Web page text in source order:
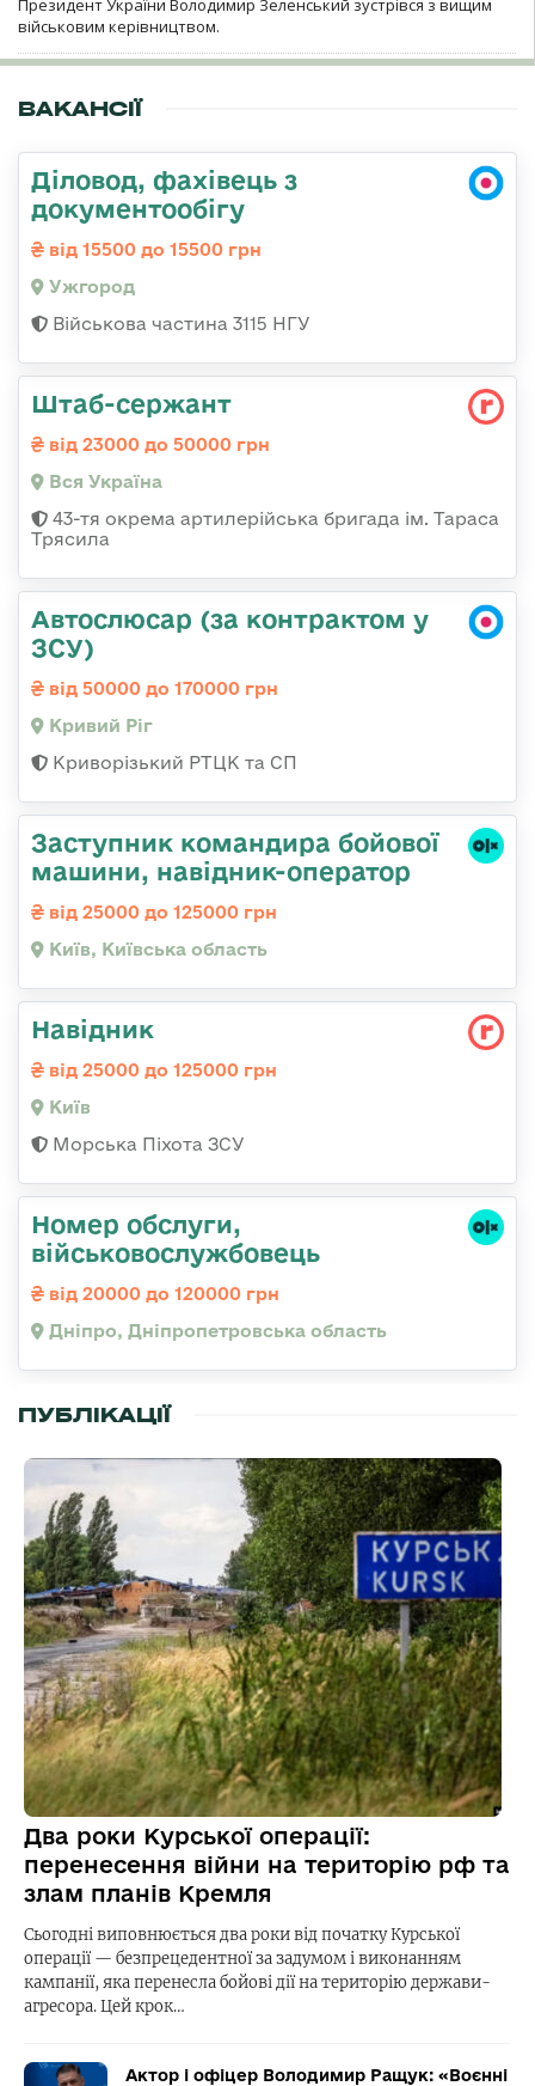
Президент України Володимир Зеленський зустрівся з вищим
військовим керівництвом.
ВАКАНСІЇ
Діловод, фахівець з
документообігу
від 15500 до 15500 грн
Ужгород
Військова частина 3115 НГУ
Штаб-сержант
від 23000 до 50000 грн
Вся Україна
43-тя окрема артилерійська бригада ім. Тараса
Трясила
Автослюсар (за контрактом у
ЗСУ)
від 50000 до 170000 грн
Кривий Ріг
Криворізький РТЦК та СП
Заступник командиpа бойової
машини, навідник-оператор
від 25000 до 125000 грн
Київ, Київська область
Навідник
від 25000 до 125000 грн
Київ
Морська Піхота ЗСУ
Номер обслуги,
військовослужбовець
від 20000 до 120000 грн
Дніпро, Дніпропетровська область
ПУБЛІКАЦІЇ
Два роки Курської операції:
перенесення війни на територію рф та
злам планів Кремля
Сьогодні виповнюється два роки від початку Курської
операції — безпрецедентної за задумом і виконанням
кампанії, яка перенесла бойові дії на територію держави-
агресора. Цей крок…
Актор і офіцер Володимир Ращук: «Воєнні